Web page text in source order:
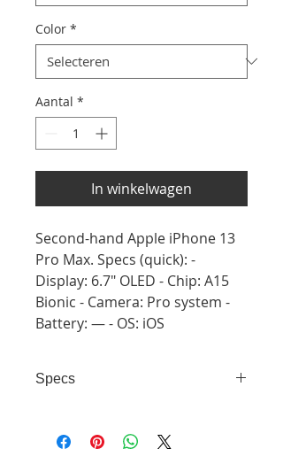
Color *
Aantal *
In winkelwagen
Second-hand Apple iPhone 13
Pro Max. Specs (quick): -
Display: 6.7" OLED - Chip: A15
Bionic - Camera: Pro system -
Battery: — - OS: iOS
Specs
Bionic - Camera: Pro system -
Battery: — - OS: iOS